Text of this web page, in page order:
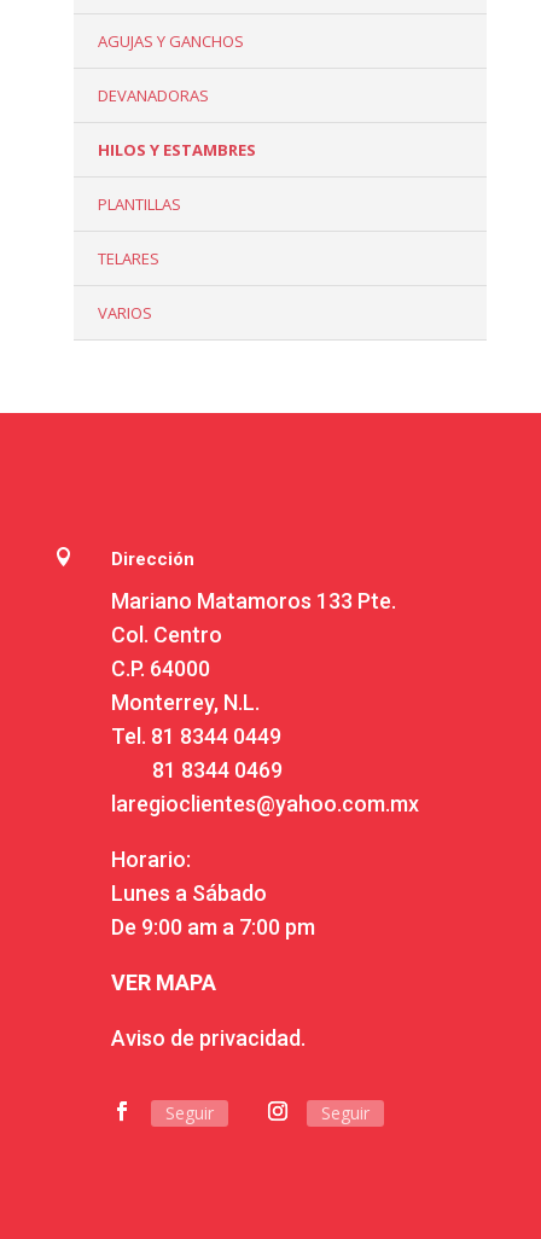
AGUJAS Y GANCHOS
DEVANADORAS
HILOS Y ESTAMBRES
PLANTILLAS
TELARES
VARIOS
 Dirección
Mariano Matamoros 133 Pte.
Col. Centro
C.P. 64000
Monterrey, N.L.
Tel. 81 8344 0449
81 8344 0469
laregioclientes@yahoo.com.mx
Horario:
Lunes a Sábado
De 9:00 am a 7:00 pm
VER MAPA
Aviso de privacidad.
Seguir Seguir